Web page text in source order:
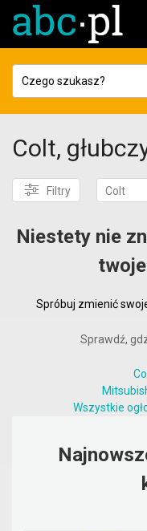
Colt,
Filtry Colt
Niestety nie
Spróbuj zmienić
Sprawdź,
Wszystkie